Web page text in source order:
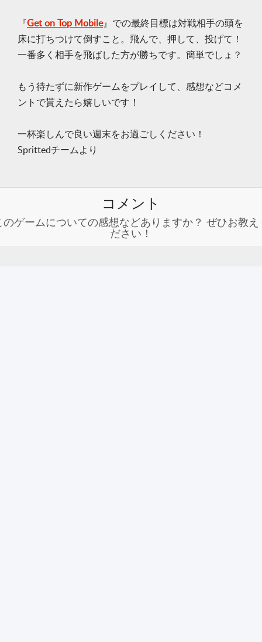
『 Get on Top Mobile』での最終目標は対戦相手の頭を
床に打ちつけて倒すこと。飛んで、押して、投げて！
一番多く相手を飛ばした方が勝ちです。簡単でしょ？
もう待たずに新作ゲームをプレイして、感想などコメ
ントで貰えたら嬉しいです！
一杯楽しんで良い週末をお過ごしください！
Sprittedチームより
コメント
のゲームについての感想などありますか？ ぜひお教え
ださい！